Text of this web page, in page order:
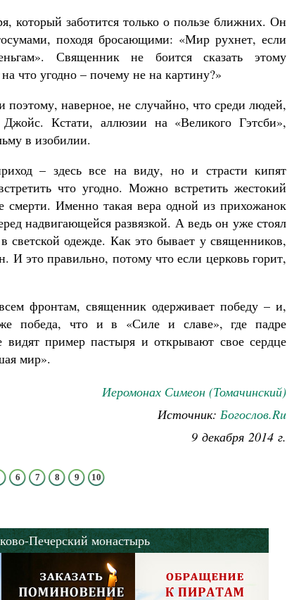
который заботится только о пользе ближних. Он
походя бросающими: «Мир рухнет, если
Священник не боится сказать этому
что угодно – почему не на картину?»
наверное, не случайно, что среди людей,
Кстати, аллюзии на «Великого Гэтсби»,
в изобилии.
– здесь все на виду, но и страсти кипят
что угодно. Можно встретить жестокий
смерти. Именно такая вера одной из прихожанок
надвигающейся развязкой. А ведь он уже стоял
светской одежде. Как это бывает у священников,
это правильно, потому что если церковь горит,
фронтам, священник одерживает победу – и,
победа, что и в «Силе и славе», где падре
пример пастыря и открывают свое сердце
мир».
Иеромонах Симеон (Томачинский)
Источник: Богослов.Ru
9 декабря 2014 г.
6 7 8 9 10
Печерский монастырь